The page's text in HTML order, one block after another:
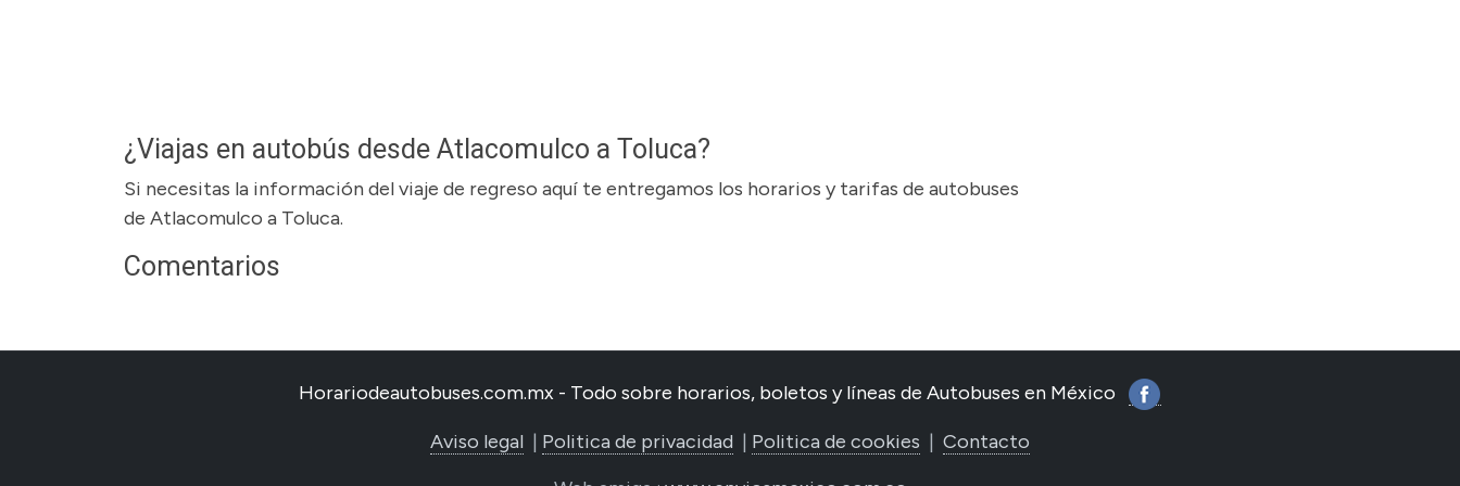
¿Viajas en autobús desde Atlacomulco a Toluca?
Si necesitas la información del viaje de regreso aquí te entregamos los horarios y tarifas de autobuses
de Atlacomulco a Toluca.
Comentarios
Horariodeautobuses.com.mx - Todo sobre horarios, boletos y líneas de Autobuses en México
Aviso legal | Politica de privacidad | Politica de cookies | Contacto